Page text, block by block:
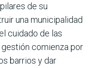
de su
una municipalidad
cuidado de las
gestión comienza por
barrios y dar